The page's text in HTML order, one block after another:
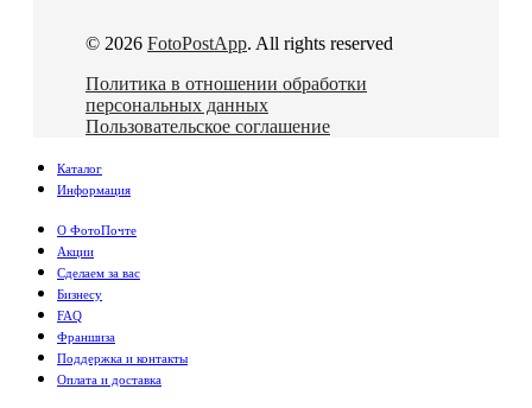
© 2026 FotoPostApp. All rights reserved
Политика в отношении обработки
персональных данных
Пользовательское соглашение
Каталог
Информация
О ФотоПочте
Акции
Сделаем за вас
Бизнесу
FAQ
Франшиза
Поддержка и контакты
Оплата и доставка